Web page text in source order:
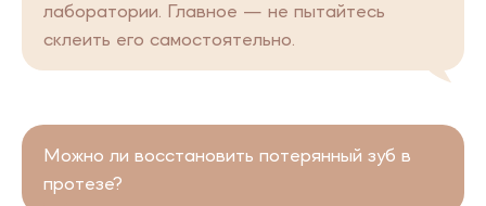
лаборатории. Главное — не пытайтесь
склеить его самостоятельно.
Можно ли восстановить потерянный зуб в
протезе?